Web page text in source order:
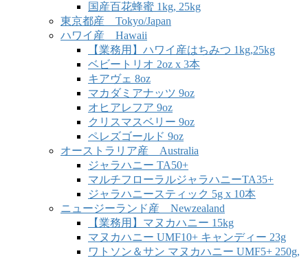
国産百花蜂蜜 1kg, 25kg
東京都産 Tokyo/Japan
ハワイ産 Hawaii
【業務用】ハワイ産はちみつ 1kg,25kg
ベビートリオ 2oz x 3本
キアヴェ 8oz
マカダミアナッツ 9oz
オヒアレフア 9oz
クリスマスベリー 9oz
ペレズゴールド 9oz
オーストラリア産 Australia
ジャラハニー TA50+
マルチフローラルジャラハニーTA35+
ジャラハニースティック 5g x 10本
ニュージーランド産 Newzealand
【業務用】マヌカハニー 15kg
マヌカハニー UMF10+ キャンディー 23g
ワトソン＆サン マヌカハニー UMF5+ 250g,